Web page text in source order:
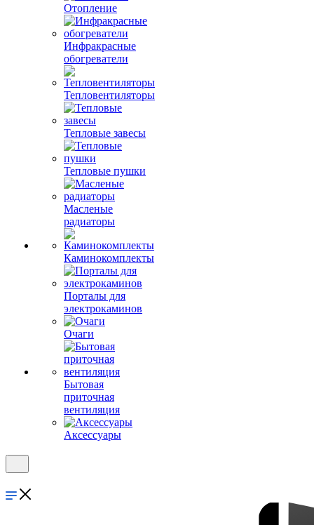
Отопление
Инфракрасные
обогреватели
Тепловентиляторы
Тепловые завесы
Тепловые пушки
Масленые
радиаторы
Каминокомплекты
Порталы для
электрокаминов
Очаги
Бытовая
приточная
вентиляция
Аксессуары